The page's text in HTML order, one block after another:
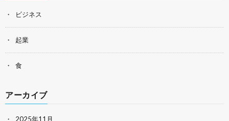
ビジネス
起業
食
アーカイブ
2025年11月